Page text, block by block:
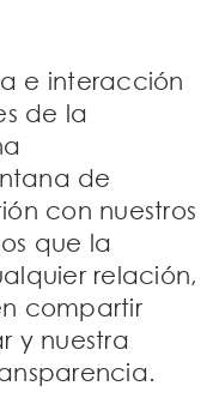
e interacción
de la
de
con nuestros
que la
relación,
compartir
y nuestra